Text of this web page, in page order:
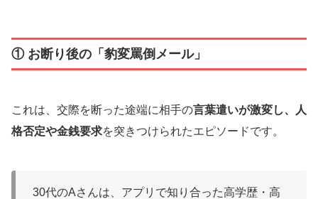
① お断り後の「豹変罵倒メール」
これは、交際を断った途端に相手の言葉遣いが激変し、人
格否定や金銭要求を突きつけられたエピソードです。
30代のAさんは、アプリで知り合った高学歴・高